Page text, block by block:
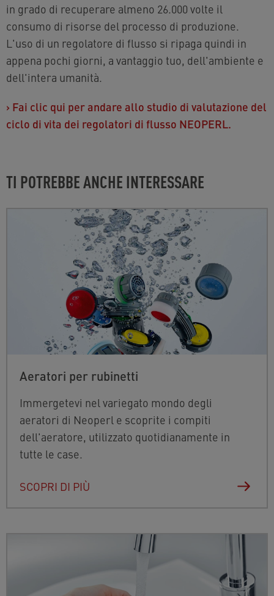
in grado di recuperare almeno 26.000 volte il
consumo di risorse del processo di produzione.
L'uso di un regolatore di flusso si ripaga quindi in
appena pochi giorni, a vantaggio tuo, dell'ambiente e
dell'intera umanità.
› Fai clic qui per andare allo studio di valutazione del
ciclo di vita dei regolatori di flusso NEOPERL.
TI POTREBBE ANCHE INTERESSARE
Aeratori per rubinetti
Immergetevi nel variegato mondo degli
aeratori di Neoperl e scoprite i compiti
dell'aeratore, utilizzato quotidianamente in
tutte le case.
SCOPRI DI PIÙ